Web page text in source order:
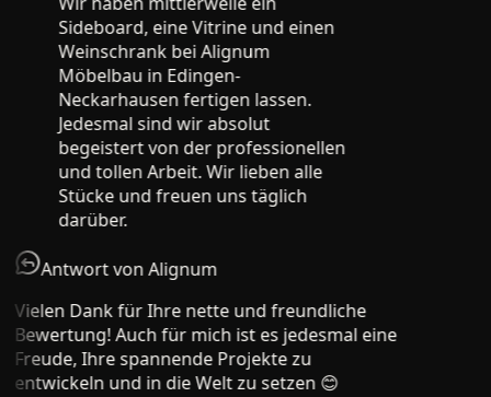
Sideboard, eine Vitrine und einen
Weinschrank bei Alignum
Möbelbau in Edingen-
Neckarhausen fertigen lassen.
Jedesmal sind wir absolut
begeistert von der professionellen
und tollen Arbeit. Wir lieben alle
Stücke und freuen uns täglich
darüber.
Antwort von Alignum
Vielen Dank für Ihre nette und freundliche
Bewertung! Auch für mich ist es jedesmal eine
Freude, Ihre spannende Projekte zu
entwickeln und in die Welt zu setzen 😊